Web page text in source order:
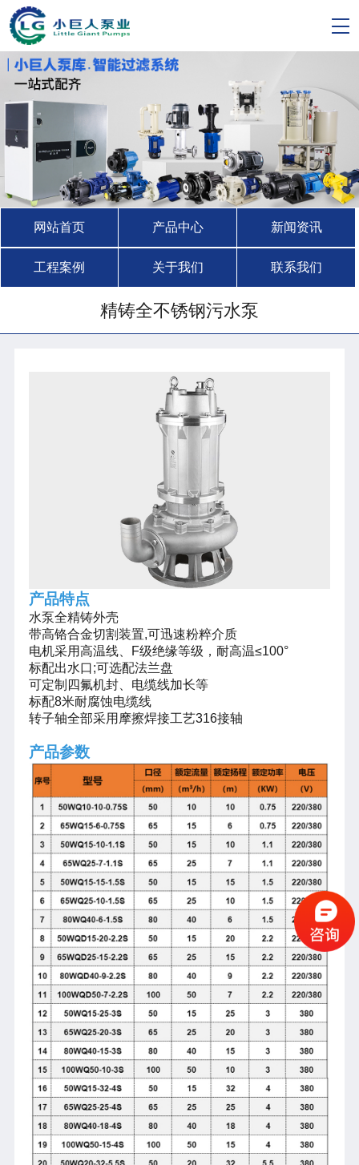
网站首页 产品中心 新闻资讯
工程案例 关于我们 联系我们
精铸全不锈钢污水泵
产品特点
水泵全精铸外壳
带高铬合金切割装置,可迅速粉粹介质
电机采用高温线、F级绝缘等级，耐高温≤100°
标配出水口;可选配法兰盘
可定制四氟机封、电缆线加长等
标配8米耐腐蚀电缆线
转子轴全部采用摩擦焊接工艺316接轴
产品参数